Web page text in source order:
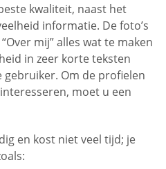
kwaliteit, naast het
informatie. De foto’s
mij” alles wat te maken
in zeer korte teksten
gebruiker. Om de profielen
moet u een
en kost niet veel tijd; je